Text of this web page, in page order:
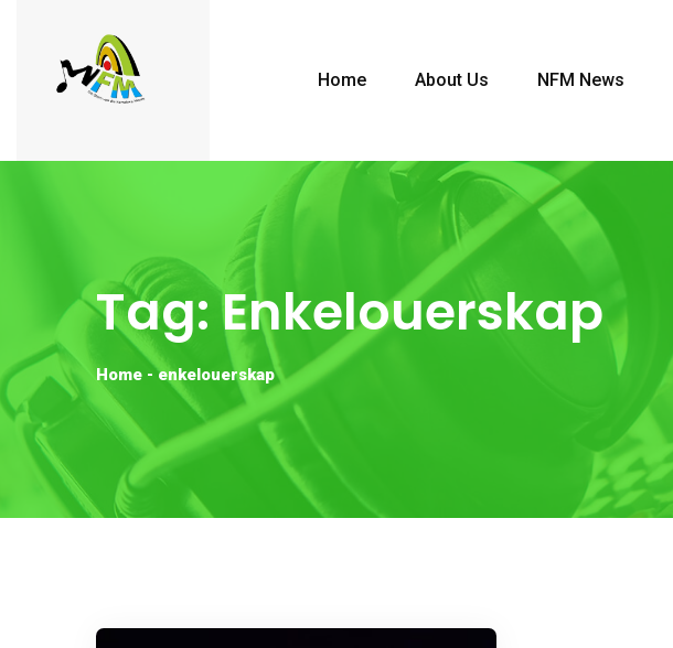
Home About Us NFM News
Tag:Enkelouerskap
Home -enkelouerskap